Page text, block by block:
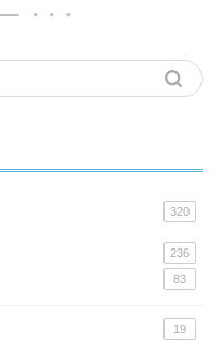
320
236
83
19